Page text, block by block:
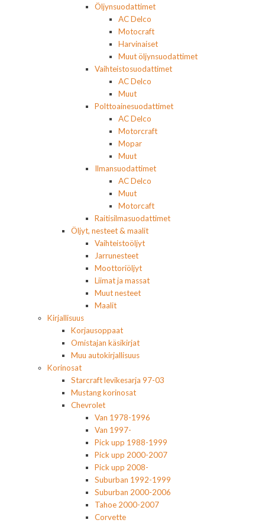
Öljynsuodattimet
AC Delco
Motocraft
Harvinaiset
Muut öljynsuodattimet
Vaihteistosuodattimet
AC Delco
Muut
Polttoainesuodattimet
AC Delco
Motorcraft
Mopar
Muut
Ilmansuodattimet
AC Delco
Muut
Motorcaft
Raitisilmasuodattimet
Öljyt, nesteet & maalit
Vaihteistoöljyt
Jarrunesteet
Moottoriöljyt
Liimat ja massat
Muut nesteet
Maalit
Kirjallisuus
Korjausoppaat
Omistajan käsikirjat
Muu autokirjallisuus
Korinosat
Starcraft levikesarja 97-03
Mustang korinosat
Chevrolet
Van 1978-1996
Van 1997-
Pick upp 1988-1999
Pick upp 2000-2007
Pick upp 2008-
Suburban 1992-1999
Suburban 2000-2006
Tahoe 2000-2007
Corvette